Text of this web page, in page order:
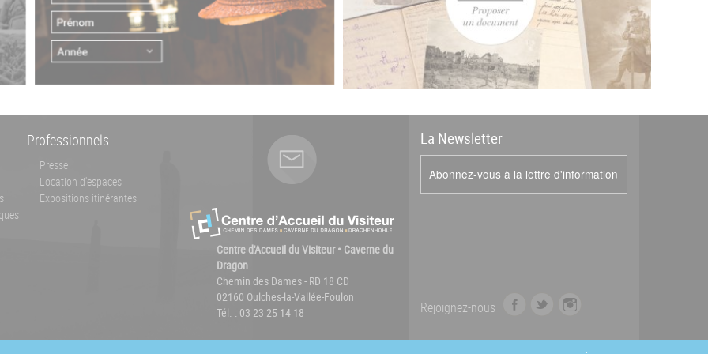
Professionnels
Presse
Location d'espaces
Expositions itinérantes
Centre d'Accueil du Visiteur • Caverne du
Dragon
Chemin des Dames - RD 18 CD
02160 Oulches-la-Vallée-Foulon
Tél. : 03 23 25 14 18
La Newsletter
Abonnez-vous à la lettre d'information
Rejoignez-nous